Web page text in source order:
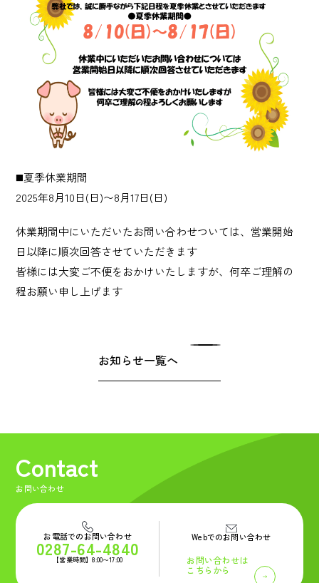
建造物総合解体業
Story
News
お知らせ
Recruit
採用情報
Privacy Policy
プライバシーポリシー
◼️夏季休業期間
2025年8月10日(日)〜8月17日(日)
休業期間中にいただいたお問い合わせついては、営業開始
日以降に順次回答させていただきます
皆様には大変ご不便をおかけいたしますが、何卒ご理解の
程お願い申し上げます
お知らせ一覧へ
Contact
お問い合わせ
お電話でのお問い合わせ
0287-64-4840
【営業時間】8:00〜17:00
Webでのお問い合わせ
お問い合わせは
こちらから